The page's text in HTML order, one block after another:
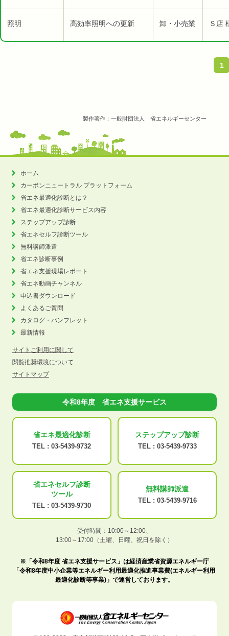
照明 高効率照明への更新 卸・小売業 Ｓ店
1
製作著作：一般財団法人 省エネルギーセンター
ホーム
カーボンニュートラル プラットフォーム
省エネ最適化診断とは？
省エネ最適化診断サービス内容
ステップアップ診断
省エネセルフ診断ツール
無料講師派遣
省エネ診断事例
省エネ支援現場レポート
省エネ動画チャンネル
申込書ダウンロード
よくあるご質問
カタログ・パンフレット
最新情報
サイトご利用に関して
閲覧推奨環境について
サイトマップ
令和8年度 省エネ支援サービス
省エネ最適化診断
TEL : 03-5439-9732
ステップアップ診断
TEL : 03-5439-9733
省エネセルフ診断
ツール
TEL : 03-5439-9730
無料講師派遣
TEL : 03-5439-9716
受付時間：10:00～12:00、
13:00～17:00（土曜、日曜、祝日を除く）
※「令和8年度 省エネ支援サービス」は経済産業省資源エネルギー庁
「令和8年度中小企業等エネルギー利用最適化推進事業費(エネルギー利用
最適化診断等事業)」で運営しております。